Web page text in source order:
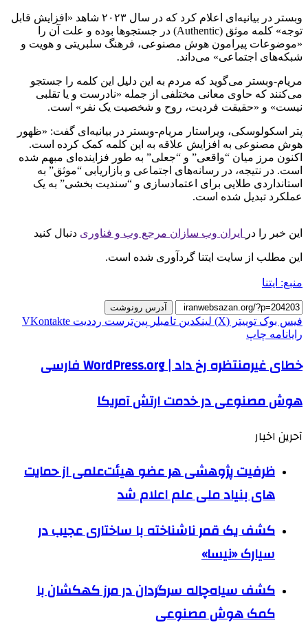
وبستر در بیانیه‌ای اعلام کرد که در سال ۲۰۲۳ شاهد «افزایش قابل
توجه» کلمه موثق (Authentic) در جستجو‌ها بوده و علت آن‌ را
«موضوعات پیرامون هوش مصنوعی، فرهنگ سلبریتی و هویت و
شبکه‌های اجتماعی» می‌داند.
مریام-وبستر می‌گوید که مردم به این دلیل این کلمه را جستجو
می‌کنند که حاوی معانی مختلفی از جمله «نادرست و یا تقلبی
نیست» و «حقیقت فردیت، روح و شخصیت یک نفر» است.
پتر اسکولوسکی، ویراستار مریام-وبستر در بیانیه‌ای گفت: «ظهور
هوش مصنوعی به افزایش علاقه به این کلمه کمک کرده است.
اکنون مرز میان “واقعی” و “جعلی” به طور فزاینده‌ای مبهم شده
است. در نتیجه، در رسانه‌های اجتماعی و بازاریابی “موثق” به
استانداردی طلایی برای اعتمادسازی و “سندیت بخشی” به یک
عملکرد تبدیل شده است.
این خبر را در ایران وب سازان مرجع وب و فناوری دنبال کنید
این مطلب از سایت ایتنا گردآوری شده است.
منبع: ایتنا
آدرس رونوشت
فیس بوک توییتر (X) لینکدین ‫تامبلر ‫پین‌ترست ‫رددیت ‫VKontakte
رایانامه چاپ
خطای غیرمنتظره رخ داد | WordPress.org فارسی
هوش مصنوعی در خدمت ارتش آمریکا
آحرین اخبار
ظرفیت پژوهشی هر عضو هیئت‌علمی از حمایت
های بنیاد ملی علم اعلام شد
کشف یک قمر ناشناخته با ساختاری عجیب در
سیارک «نیسا»
کشف سیاه‌چاله سرگردان در مرز کهکشان با
کمک هوش مصنوعی